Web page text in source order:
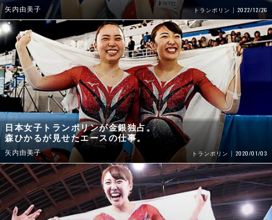
矢内由美子 トランポリン 2022/12/26
日本女子トランポリンが金銀独占。
森ひかるが見せたエースの仕事。
矢内由美子 トランポリン 2020/01/03